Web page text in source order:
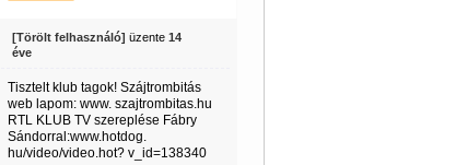
[Törölt felhasználó] üzente 14
éve
Tisztelt klub tagok! Szájtrombitás
web lapom: www. szajtrombitas.hu
RTL KLUB TV szereplése Fábry
Sándorral:www.hotdog.
hu/video/video.hot? v_id=138340